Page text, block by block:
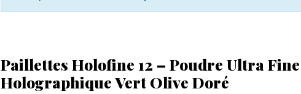
Paillettes Holofine 12 – Poudre Ultra
Holographique Vert Olive Doré